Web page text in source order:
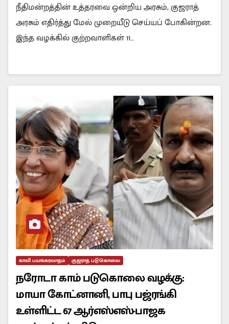
நீதிமன்றத்தின் உத்தரவை ஒன்றிய அரசும், குஜராத்
அரசும் எதிர்த்து மேல் முறையீடு செய்யப் போகின்றன.
இந்த வழக்கில் குற்றவாளிகள் 11…
காவி பயங்கரவாதம் குஜராத் படுகொலை
நரோடா காம் படுகொலை வழக்கு:
மாயா கோட்னானி, பாபு பஜ்ரங்கி
உள்ளிட்ட 67 ஆர்எஸ்எஸ்-பாஜக